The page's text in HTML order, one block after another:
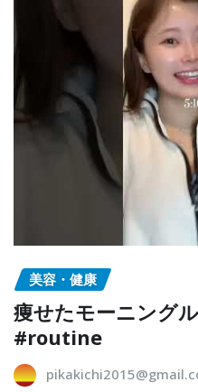
美容・健康
痩せたモーニング
#routine